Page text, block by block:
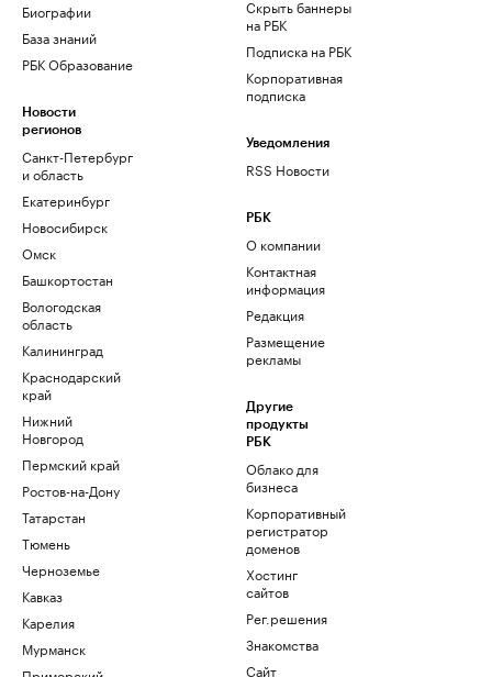
Биографии
База знаний
РБК Образование
Новости
регионов
Санкт-Петербург
и область
Екатеринбург
Новосибирск
Омск
Башкортостан
Вологодская
область
Калининград
Краснодарский
край
Нижний
Новгород
Пермский край
Ростов-на-Дону
Татарстан
Тюмень
Черноземье
Кавказ
Карелия
Мурманск
Скрыть баннеры
на РБК
Подписка на РБК
Корпоративная
подписка
Уведомления
RSS Новости
РБК
О компании
Контактная
информация
Редакция
Размещение
рекламы
Другие
продукты
РБК
Облако для
бизнеса
Корпоративный
регистратор
доменов
Хостинг
сайтов
Рег.решения
Знакомства
Сайт